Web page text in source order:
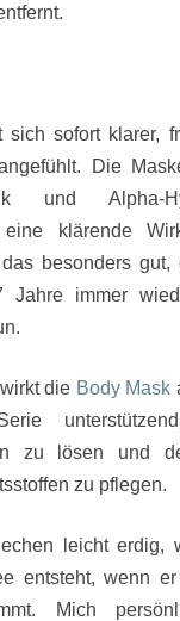
sich sofort klarer,
Die
und Alpha-
eine klärende
besonders gut,
Jahre immer
die Body Mask
zu lösen und
zu pflegen.
leicht erdig,
entsteht, wenn
Mich